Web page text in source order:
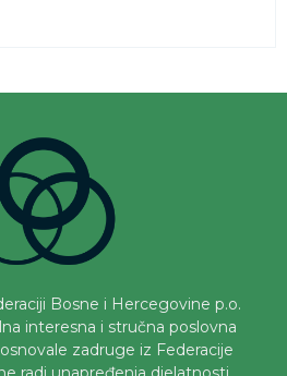
Bosne i Hercegovine p.o.
interesna i stručna poslovna
zadruge iz Federacije